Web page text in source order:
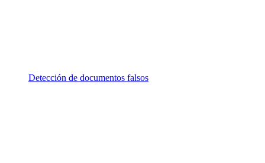
Detección de documentos falsos